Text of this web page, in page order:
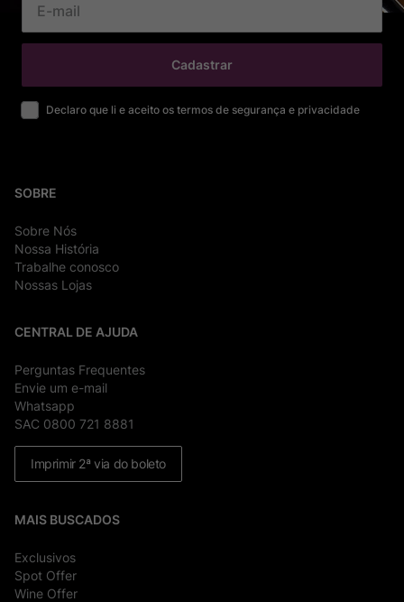
Cadastrar
Declaro que li e aceito os termos de segurança e privacidade
SOBRE
Sobre Nós
Nossa História
Trabalhe conosco
Nossas Lojas
CENTRAL DE AJUDA
Perguntas Frequentes
Envie um e-mail
Whatsapp
SAC 0800 721 8881
Imprimir 2ª via do boleto
MAIS BUSCADOS
Exclusivos
Spot Offer
Wine Offer